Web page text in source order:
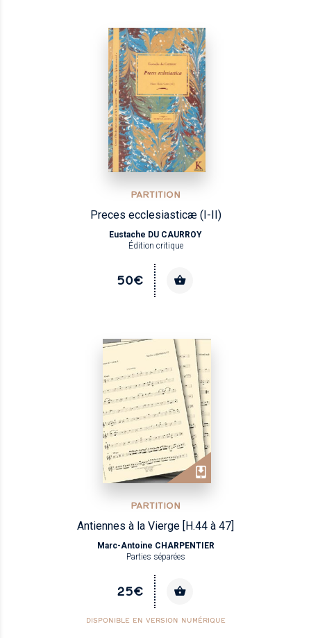
PARTITION
Preces ecclesiasticæ (I-II)
Eustache DU CAURROY
Édition critique
50€
PARTITION
Antiennes à la Vierge [H.44 à 47]
Marc-Antoine CHARPENTIER
Parties séparées
25€
DISPONIBLE EN VERSION NUMÉRIQUE